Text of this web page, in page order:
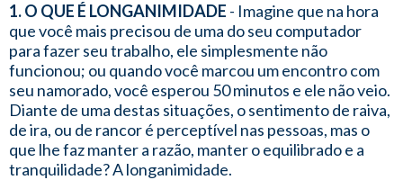
1. O QUE É LONGANIMIDADE - Imagine que na hora
que você mais precisou de uma do seu computador
para fazer seu trabalho, ele simplesmente não
funcionou; ou quando você marcou um encontro com
seu namorado, você esperou 50 minutos e ele não veio.
Diante de uma destas situações, o sentimento de raiva,
de ira, ou de rancor é perceptível nas pessoas, mas o
que lhe faz manter a razão, manter o equilibrado e a
tranquilidade? A longanimidade.